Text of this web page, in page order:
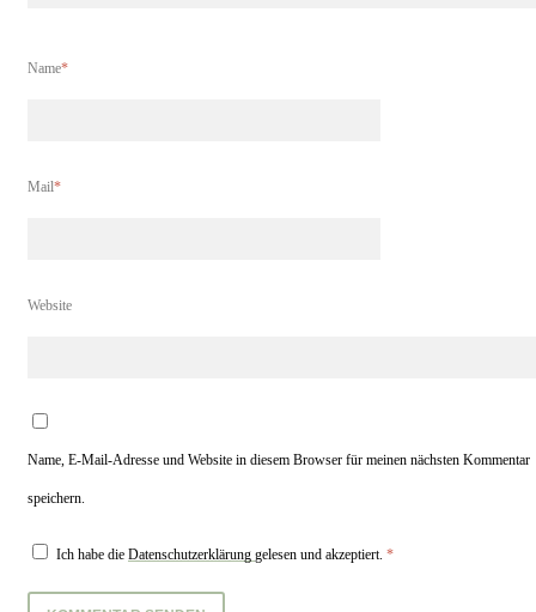
Name*
Mail*
Website
Name, E-Mail-Adresse und Website in diesem Browser für meinen nächsten Kommentar
speichern.
Ich habe die Datenschutzerklärung gelesen und akzeptiert. *